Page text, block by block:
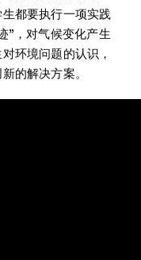
都要执行一项实践
”，对气候变化产生
环境问题的认识，
的解决方案。